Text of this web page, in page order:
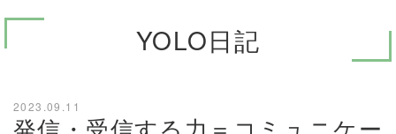
YOLO日記
2023.09.11
発信・受信する力＝コミュニケー